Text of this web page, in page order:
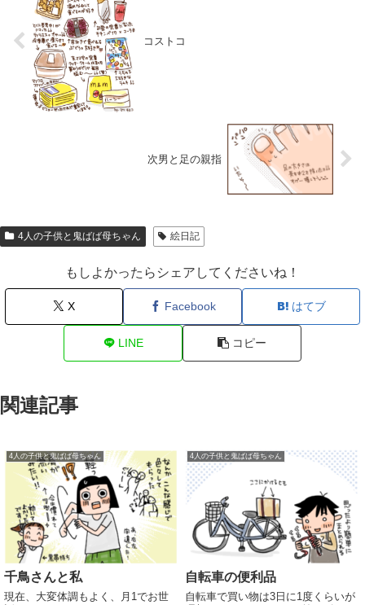
コストコ
次男と足の親指
4人の子供と鬼ばば母ちゃん 絵日記
もしよかったらシェアしてくださいね！
X Facebook はてブ
LINE コピー
関連記事
4人の子供と鬼ばば母ちゃん
千鳥さんと私
現在、大変体調もよく、月1でお世
4人の子供と鬼ばば母ちゃん
自転車の便利品
自転車で買い物は3日に1度くらいが